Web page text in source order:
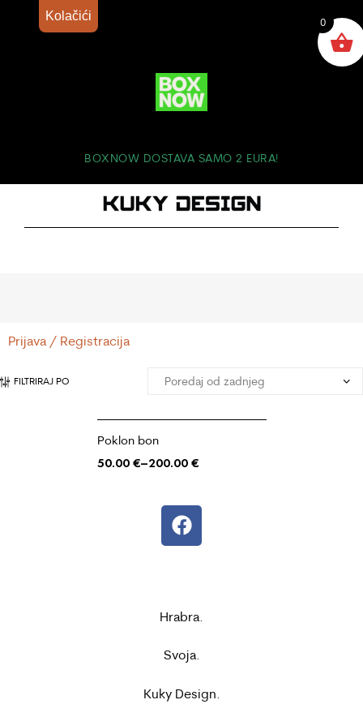
BOXNOW DOSTAVA SAMO 2 EURA!
Prijava / Registracija
FILTRIRAJ PO
Poklon bon
50.00 €–200.00 €
Hrabra.
Svoja.
Kuky Design.
0
Kolačići